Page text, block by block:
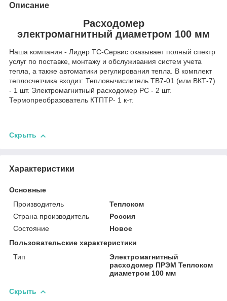
Описание
Расходомер
электромагнитный диаметром 100 мм
Наша компания - Лидер ТС-Сервис оказывает полный спектр
услуг по поставке, монтажу и обслуживания систем учета
тепла, а также автоматики регулирования тепла. В комплект
теплосчетчика входит: Тепловычислитель ТВ7-01 (или ВКТ-7)
- 1 шт. Электромагнитный расходомер РС - 2 шт.
Термопреобразователь КТПТР- 1 к-т.
Скрыть
Характеристики
Основные
Производитель
Теплоком
Страна производитель
Россия
Состояние
Новое
Пользовательские характеристики
Тип
Электромагнитный
расходомер ПРЭМ Теплоком
диаметром 100 мм
Скрыть